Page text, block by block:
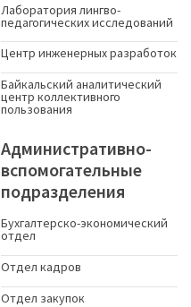
Лаборатория лингво-
педагогических исследований
Центр инженерных разработок
Байкальский аналитический
центр коллективного
пользования
Административно-
вспомогательные
подразделения
Бухгалтерско-экономический
отдел
Отдел кадров
Отдел закупок